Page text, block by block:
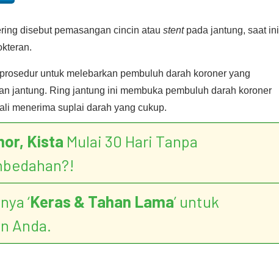
disebut pemasangan cincin atau stentpada jantung, saat ini
untuk melebarkan pembuluh darah koroner yang
jantung. Ring jantung ini membuka pembuluh darah koroner
menerima suplai darah yang cukup.
Kista Mulai 30 Hari Tanpa
‘Keras & Tahan Lama’ untuk
Anda.